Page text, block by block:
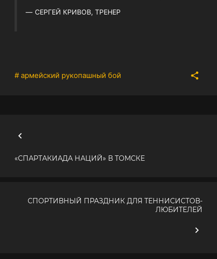
СЕРГЕЙ КРИВОВ, ТРЕНЕР
# армейский рукопашный бой
«СПАРТАКИАДА НАЦИЙ» В ТОМСКЕ
СПОРТИВНЫЙ ПРАЗДНИК ДЛЯ ТЕННИСИСТОВ-
ЛЮБИТЕЛЕЙ